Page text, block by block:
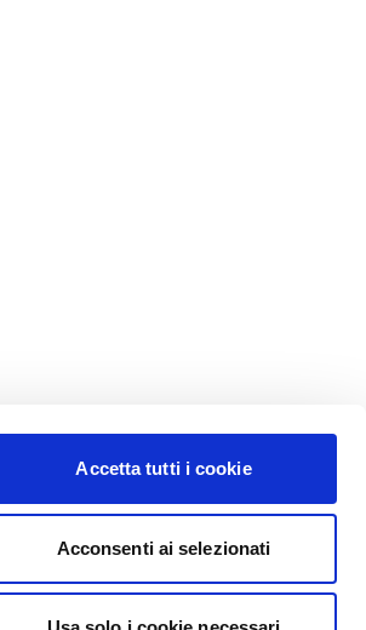
Accetta tutti i cookie
Acconsenti ai selezionati